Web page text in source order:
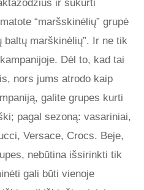
ir sukurti
“maršskinėlių” grupė
marškinėlių”. Ir ne tik
Dėl to, kad tai
nors jums atrodo kaip
galite grupes kurti
pagal sezoną: vasariniai,
Versace, Crocs. Beje,
nebūtina išsirinkti tik
gali būti vienoje